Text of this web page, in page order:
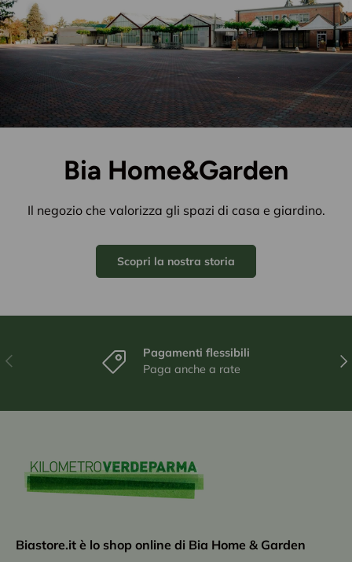
Bia Home&Garden
Il negozio che valorizza gli spazi di casa e giardino.
Scopri la nostra storia
Indietro
Pagamenti flessibili
Paga anche a rate
Biastore.it è lo shop online di Bia Home & Garden